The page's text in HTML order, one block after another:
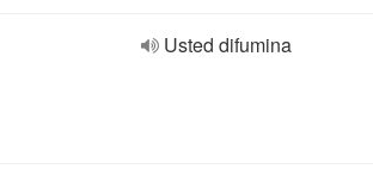
Usted difumina